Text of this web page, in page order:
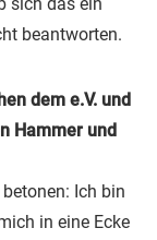
beantworten.
dem e.V. und
Hammer und
Ich bin
in eine Ecke